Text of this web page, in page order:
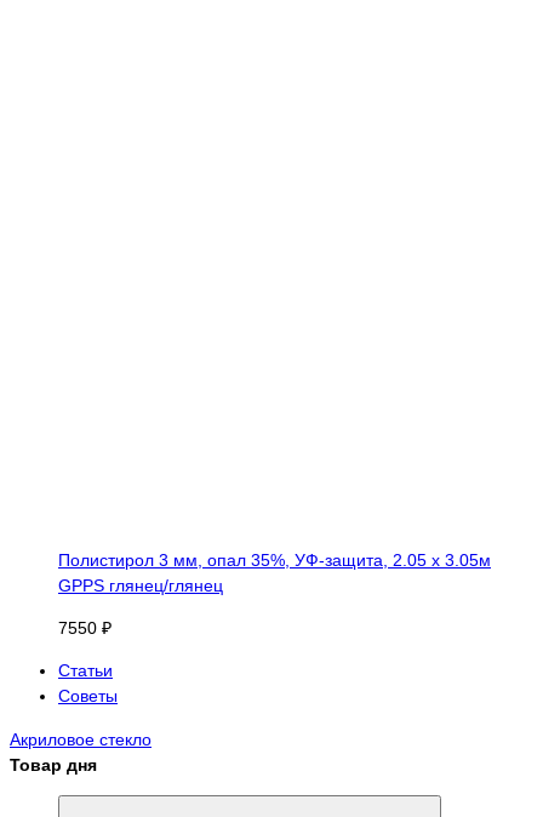
Полистирол 3 мм, опал 35%, УФ-защита, 2.05 х 3.05м
GPPS глянец/глянец
7550 ₽
Статьи
Советы
Акриловое стекло
Товар дня